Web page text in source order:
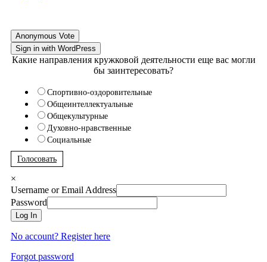
Anonymous Vote
Sign in with WordPress
Какие направления кружковой деятельности еще вас могли
бы заинтересовать?
Спортивно-оздоровительные
Общеинтеллектуальные
Общекультурные
Духовно-нравственные
Социальные
Голосовать
×
Username or Email Address
Password
Log In
No account? Register here
Forgot password